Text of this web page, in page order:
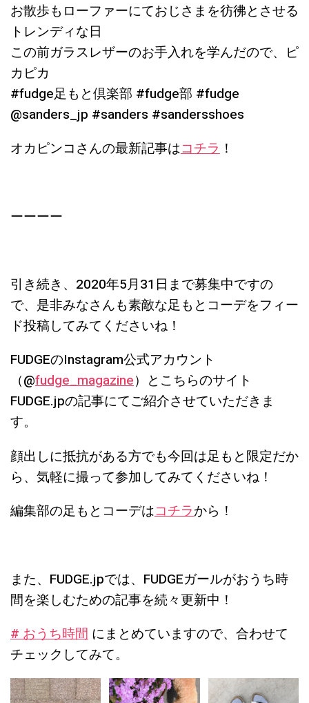
お散歩もローファーにておじさまを彷彿とさせる
トレンディな日
この前ガラスレザーのお手入れを学んだので、ピ
カピカ
#fudge足もと倶楽部 #fudge部 #fudge
@sanders_jp #sanders #sandersshoes
オカピンコさんの最新記事はコチラ！
ーーーー
引き続き、2020年5月31日まで募集中ですの
で、是非みなさんも素敵な足もとコーデをフィー
ド投稿してみてくださいね！
FUDGEのInstagram公式アカウント
（@fudge_magazine）とこちらのサイト
FUDGE.jpの記事にてご紹介させていただきま
す。
顔出しに抵抗がある方でも今回は足もと限定だか
ら、気軽に撮って参加してみてくださいね！
編集部の足もとコーデはコチラから！
また、FUDGE.jpでは、FUDGEガールがおうち時
間を楽しむための記事を続々更新中！
# おうち時間にまとめていますので、合わせて
チェックしてみて。